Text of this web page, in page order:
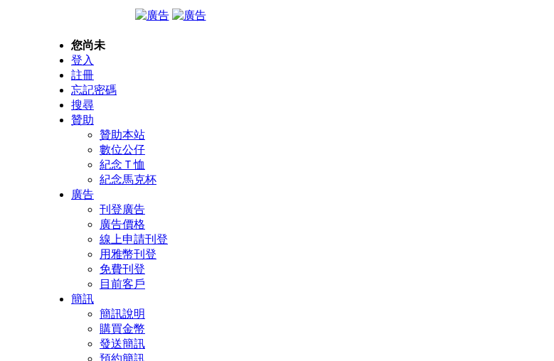
您尚未
登入
註冊
忘記密碼
搜尋
贊助
贊助本站
數位公仔
紀念Ｔ恤
紀念馬克杯
廣告
刊登廣告
廣告價格
線上申請刊登
用雅幣刊登
免費刊登
目前客戶
簡訊
簡訊說明
購買金幣
發送簡訊
預約簡訊